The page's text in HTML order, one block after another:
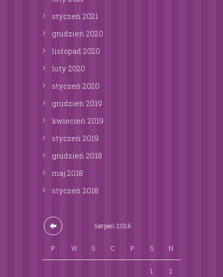
styczeń 2021
grudzień 2020
listopad 2020
luty 2020
styczeń 2020
grudzień 2019
kwiecień 2019
styczeń 2019
grudzień 2018
maj 2018
styczeń 2018
sierpień 2026
P W Ś C P S N
1 2